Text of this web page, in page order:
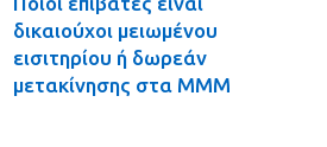
δικαιούχοι μειωμένου
εισιτηρίου ή δωρεάν
μετακίνησης στα ΜΜΜ